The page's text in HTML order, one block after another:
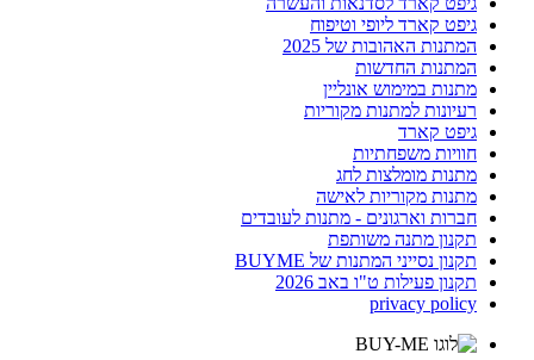
גיפט קארד ליופי וטיפוח
המתנות האהובות של 2025
המתנות החדשות
מתנות במימוש אונליין
רעיונות למתנות מקוריות
גיפט קארד
חוויות משפחתיות
מתנות מומלצות לחג
מתנות מקוריות לאישה
חברות וארגונים - מתנות לעובדים
תקנון מתנה משותפת
תקנון נסייני המתנות של BUYME
תקנון פעילות ט"ו באב 2026
privacy policy